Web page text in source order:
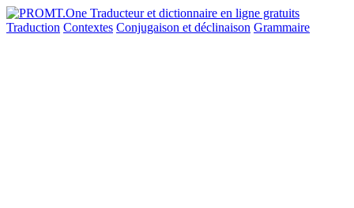
Traduction Contextes Conjugaison et déclinaison Grammaire